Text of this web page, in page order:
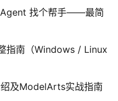
Agent 找个帮手——最简
指南（Windows / Linux
及ModelArts实战指南